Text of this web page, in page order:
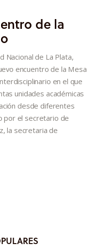
de la
Nacional de La Plata,
encuentro de la Mesa
en el que
unidades académicas
desde diferentes
por el secretario de
la secretaria de